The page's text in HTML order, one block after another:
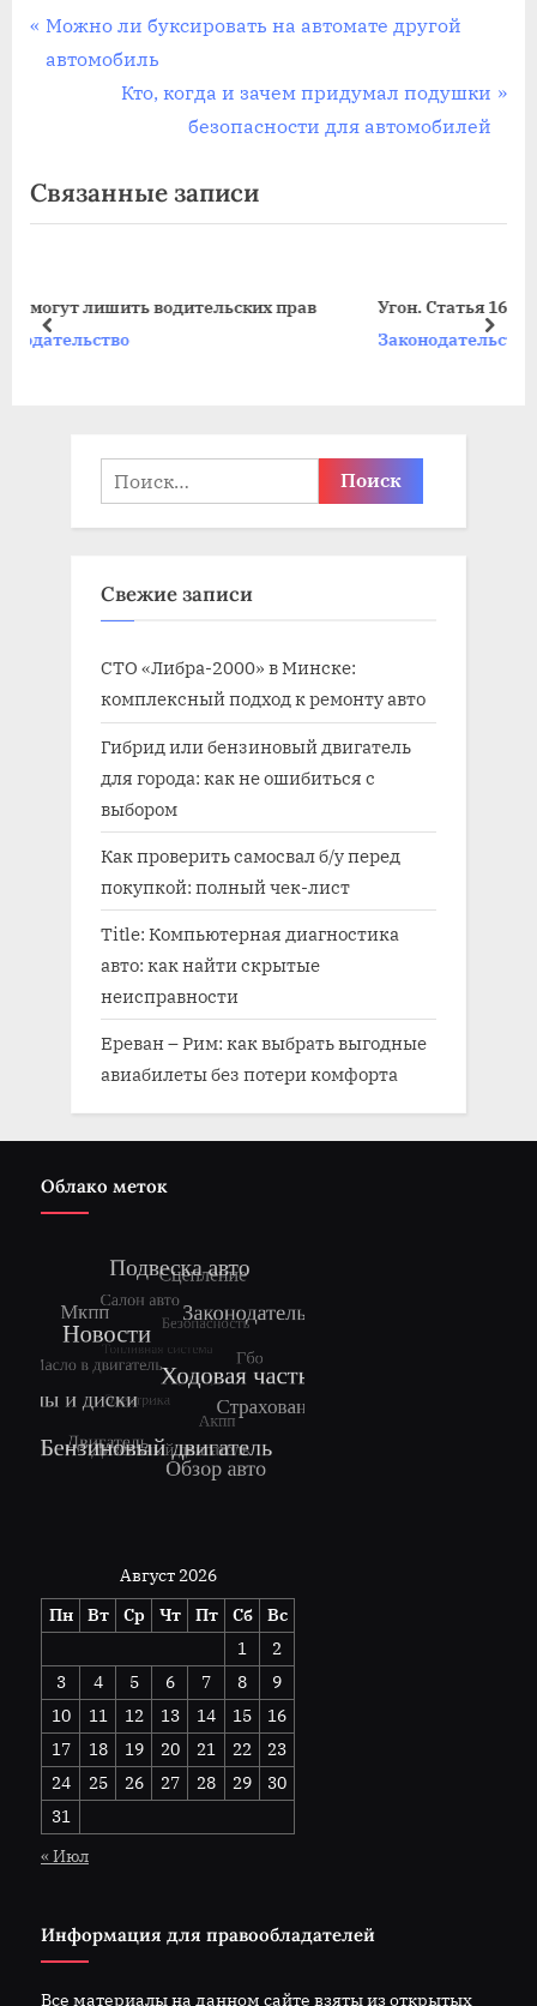
Навигация
П
р
д
у
я
Можно ли буксировать на автомате другой
автомобиль
С
д
у
п
и
с
:
Кто, когда и зачем придумал подушки
безопасности для автомобилей
Связанные записи
Угон. Статья 166 УК РФ. Отличие угона от кражи
Законодательство
пред
Найти:
Свежие записи
СТО «Либра-2000» в Минске:
комплексный подход к ремонту авто
Гибрид или бензиновый двигатель
для города: как не ошибиться с
выбором
Как проверить самосвал б/у перед
покупкой: полный чек-лист
Title: Компьютерная диагностика
авто: как найти скрытые
неисправности
Ереван – Рим: как выбрать выгодные
авиабилеты без потери комфорта
Облако меток
Август 2026
Пн
Вт Ср Чт Пт Сб
Вс
1
2
3
4 5 6 7 8
9
10
11 12 13 14 15
16
17
18 19 20 21 22
23
24
25 26 27 28 29
30
31
« Июл
Информация для правообладателей
Все материалы на данном сайте взяты из открытых